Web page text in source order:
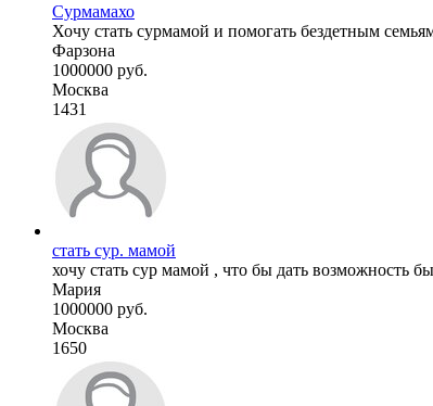
Сурмамахо
Хочу стать сурмамой и помогать бездетным
Фарзона
1000000 руб.
Москва
1431
стать сур. мамой
хочу стать сур мамой , что бы дать возможность
Мария
1000000 руб.
Москва
1650